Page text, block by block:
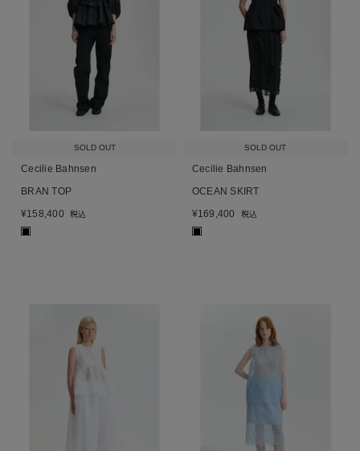
SOLD OUT
Cecilie Bahnsen
BRAN TOP
¥158,400 税込
SOLD OUT
Cecilie Bahnsen
OCEAN SKIRT
¥169,400 税込